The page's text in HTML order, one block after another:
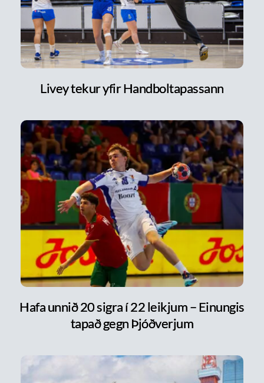
Livey tekur yfir Handboltapassann
Hafa unnið 20 sigra í 22 leikjum – Einungis
tapað gegn Þjóðverjum